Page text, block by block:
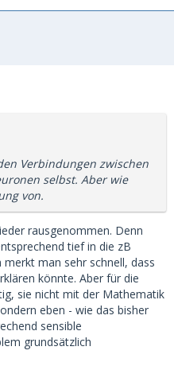
Verbindungen zwischen
selbst. Aber wie
von.
rausgenommen. Denn
tief in die zB
merkt man sehr schnell, dass
könnte. Aber für die
sie nicht mit der Mathematik
eben - wie das bisher
sensible
grundsätzlich